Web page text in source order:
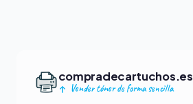
compradecartuchos.es
Vender tóner de forma sencilla